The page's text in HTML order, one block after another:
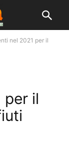
nel 2021 per il
per il